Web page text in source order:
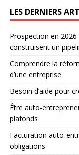
LES DERNIERS
Prospection en
construisent un
Comprendre la
d’une entreprise
Besoin d’aide pour
Être auto-
plafonds
Facturation auto-
obligations